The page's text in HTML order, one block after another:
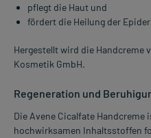
pflegt die Haut und
fördert die Heilung der
Hergestellt wird die Handcreme
Kosmetik GmbH.
Regeneration und
Die Avene Cicalfate
hochwirksamen Inhaltsstoffen